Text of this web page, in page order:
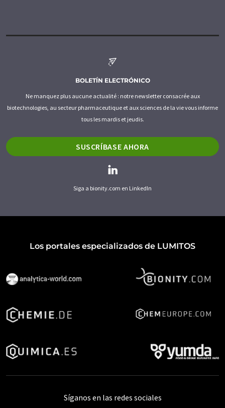
BOLETÍN ELECTRÓNICO
Ne manquez plus aucune actualité : notre newsletter consacrée aux
biotechnologies, au secteur pharmaceutique et aux sciences de la vie vous informe
tous les mardis et jeudis.
SUSCRÍBASE AHORA
Siga a bionity.com en LinkedIn
Los portales especializados de LUMITOS
Síganos en las redes sociales